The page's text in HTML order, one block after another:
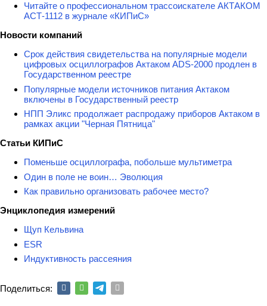
Читайте о профессиональном трассоискателе АКТАКОМ
АСТ-1112 в журнале «КИПиС»
Новости компаний
Срок действия свидетельства на популярные модели
цифровых осциллографов Актаком ADS-2000 продлен в
Государственном реестре
Популярные модели источников питания Актаком
включены в Государственный реестр
НПП Эликс продолжает распродажу приборов Актаком в
рамках акции "Черная Пятница"
Статьи КИПиС
Поменьше осциллографа, побольше мультиметра
Один в поле не воин… Эволюция
Как правильно организовать рабочее место?
Энциклопедия измерений
Щуп Кельвина
ESR
Индуктивность рассеяния
Поделиться: